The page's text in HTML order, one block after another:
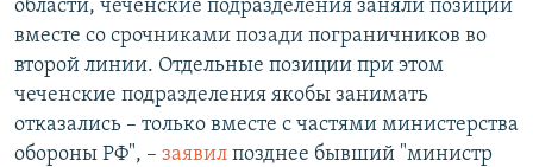
области, чеченские подразделения заняли позиции
вместе со срочниками позади пограничников во
второй линии. Отдельные позиции при этом
чеченские подразделения якобы занимать
отказались – только вместе с частями министерства
обороны РФ", – заявил позднее бывший "министр